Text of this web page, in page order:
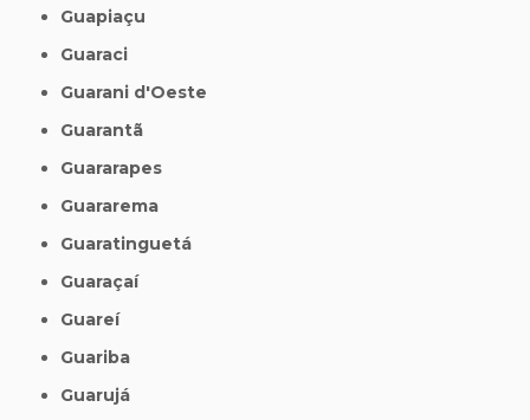
Guapiaçu
Guaraci
Guarani d'Oeste
Guarantã
Guararapes
Guararema
Guaratinguetá
Guaraçaí
Guareí
Guariba
Guarujá